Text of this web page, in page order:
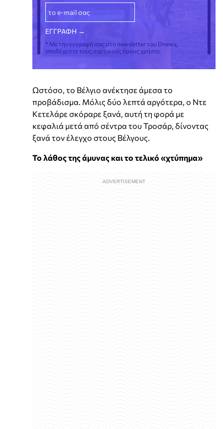
* Με την εγγραφή σας στο newsletter του Dnews,
αποδέχεστε τους σχετικούς όρους χρήσης
Ωστόσο, το Βέλγιο ανέκτησε άμεσα το
προβάδισμα. Μόλις δύο λεπτά αργότερα, ο Ντε
Κετελάρε σκόραρε ξανά, αυτή τη φορά με
κεφαλιά μετά από σέντρα του Τροσάρ, δίνοντας
ξανά τον έλεγχο στους Βέλγους.
Το λάθος της άμυνας και το τελικό «χτύπημα»